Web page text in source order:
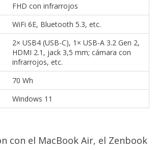
FHD con infrarrojos
WiFi 6E, Bluetooth 5.3, etc.
2× USB4 (USB-C), 1× USB-A 3.2 Gen 2,
HDMI 2.1, jack 3,5 mm; cámara con
infrarrojos, etc.
70 Wh
Windows 11
con el MacBook Air, el Zenbook